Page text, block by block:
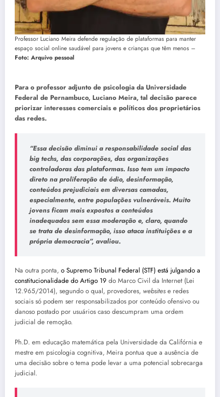
Professor Luciano Meira defende regulação de plataformas para manter
espaço social online saudável para jovens e crianças que têm menos –
Foto: Arquivo pessoal
Para o professor adjunto de psicologia da Universidade
Federal de Pernambuco, Luciano Meira, tal decisão parece
priorizar interesses comerciais e políticos dos proprietários
das redes.
“Essa decisão diminui a responsabilidade social das
big techs, das corporações, das organizações
controladoras das plataformas. Isso tem um impacto
direto na proliferação de ódio, desinformação,
conteúdos prejudiciais em diversas camadas,
especialmente, entre populações vulneráveis. Muito
jovens ficam mais expostos a conteúdos
inadequados sem essa moderação e, claro, quando
se trata de desinformação, isso ataca instituições e a
própria democracia”, avaliou.
Na outra ponta, o Supremo Tribunal Federal (STF) está julgando a
constitucionalidade do Artigo 19 do Marco Civil da Internet (Lei
12.965/2014), segundo o qual, provedores, websites e redes
sociais só podem ser responsabilizados por conteúdo ofensivo ou
danoso postado por usuários caso descumpram uma ordem
judicial de remoção.
Ph.D. em educação matemática pela Universidade da Califórnia e
mestre em psicologia cognitiva, Meira pontua que a ausência de
uma decisão sobre o tema pode levar a uma potencial sobrecarga
judicial.